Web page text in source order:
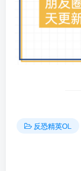
反恐精英OL